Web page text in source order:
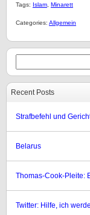
Tags: Islam Minarett
Categories: Allgemein
Recent Posts
Strafbefehl und
Belarus
Thomas-Cook-Pleite:
Twitter: Hilfe, ich